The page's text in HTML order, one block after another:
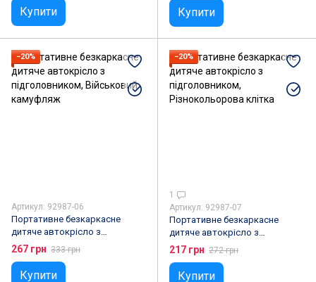
Купити Купити
−20%
Артикул: 92987-06
Портативне безкаркасне
дитяче автокрісло з
підголовником, Військовий
камуфляж
267 грн 333 грн
Купити
−20%
1
Артикул: 92987-07
Портативне безкаркасне
дитяче автокрісло з
підголовником,
Різнокольорова клітка
217 грн 272 грн
Купити